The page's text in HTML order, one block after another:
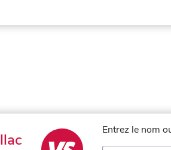
Entrez le nom